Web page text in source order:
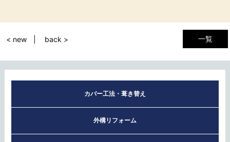
一覧
< new back >
カバー工法・葺き替え
外構リフォーム